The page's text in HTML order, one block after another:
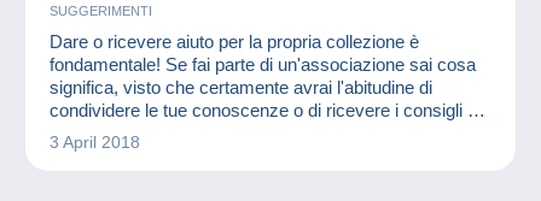
SUGGERIMENTI
Dare o ricevere aiuto per la propria collezione è
fondamentale! Se fai parte di un'associazione sai cosa
significa, visto che certamente avrai l'abitudine di
condividere le tue conoscenze o di ricevere i consigli di
altri membri più esperti in un settore o in un altro.
3 April 2018